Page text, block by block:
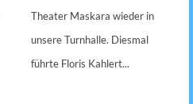
Theater Maskara wieder in
unsere Turnhalle. Diesmal
führte Floris Kahlert...